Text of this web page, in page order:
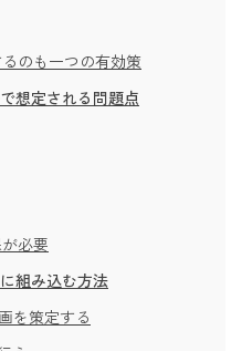
のも一つの有効策
想定される問題点
必要
組み込む方法
を策定する